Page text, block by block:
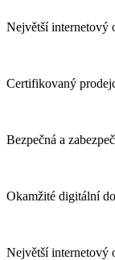
Největší internetový
Certifikovaný
Bezpečná a
Okamžité digitální
Největší internetový